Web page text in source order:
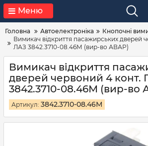
Меню
Головна Автоелектроніка
Кнопочні
Вимикач відкриття пасажирських дверей
ЛАЗ 3842.3710-08.46М (вир-во АВАР)
Вимикач відкриття
дверей червоний 4 конт.
3842.3710-08.46М (вир-во
Артикул: 3842.3710-08.46М